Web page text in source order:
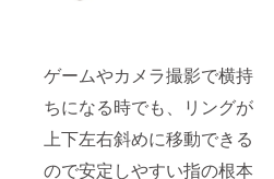
ゲームやカメラ撮影で横持
ちになる時でも、リングが
上下左右斜めに移動できる
ので安定しやすい指の根本